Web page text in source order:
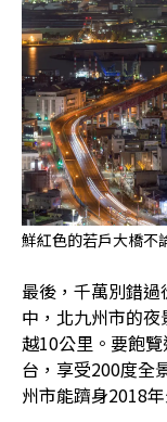
鮮紅色的若戶大橋不
最後，千萬別錯
中，北九州市的
越10公里。要飽
台，享受200度全
州市能躋身2018